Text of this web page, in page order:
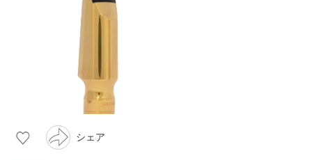
シェア